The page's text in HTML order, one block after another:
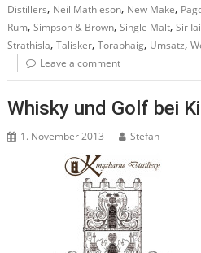
Distillers, Neil Mathieson, New Make,
Rum,Simpson & Brown,Single Malt,Sir
Strathisla,Talisker,Torabhaig, Umsatz,
Leave a comment
Whisky und Golf bei
1. November 2013 Stefan